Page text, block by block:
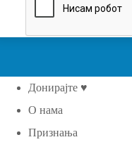
Донирајте ♥
О нама
Признања